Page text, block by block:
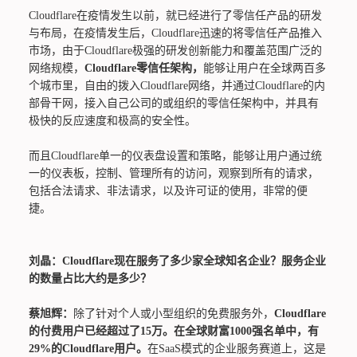
Cloudflare在疫情发生以前，就已经进行了零信任产品的研发
与布局，在疫情发生后，Cloudflare迅速的将零信任产品推入
市场，由于Cloudflare极强的研发创新能力和覆盖范围广泛的
网络规模， Cloudflare零信任架构， 能够让用户在全球两百多
个城市里，自由的拨入Cloudflare网络，并通过Cloudflare的内
部骨干网，接入自己公司的或组织的零信任架构中，并具有
极快的反应速度和极高的安全性。
而且Cloudflare单一的仪表盘设置和策略，能够让用户通过统
一的仪表板，控制、管理所有的访问，观察到所有的请求，
包括合法请求、非法请求，以及许可证的使用，非常的便
捷。
刘晶：Cloudflare现在服务了多少家全球知名企业？服务企业
的数量占比大约是多少？
蔡旭辉： 除了针对个人或小型组织的免费服务外， Cloudflare
的付费用户已经超过了15万。在全球财富1000强名单中，有
29%的Cloudflare用户。 在SaaS模式的企业服务赛道上，这是